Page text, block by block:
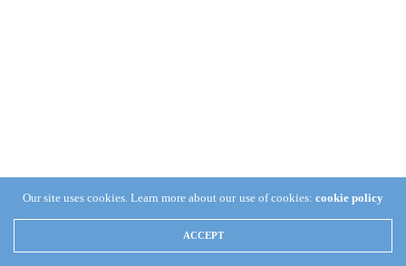
Our site uses cookies. Learn more about our use of cookies: cookie policy
ACCEPT